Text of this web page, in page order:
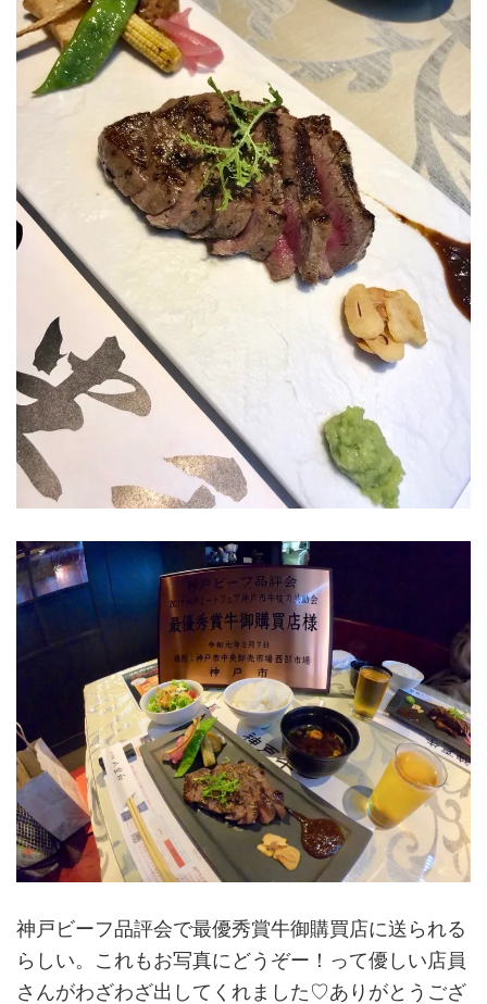
神戸ビーフ品評会で最優秀賞牛御購買店に送られる
らしい。これもお写真にどうぞー！って優しい店員
さんがわざわざ出してくれました♡ありがとうござ